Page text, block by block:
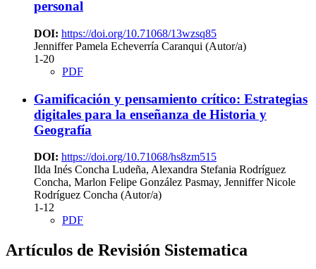
personal
DOI: https://doi.org/10.71068/13wzsq85
Jenniffer Pamela Echeverría Caranqui (Autor/a)
1-20
PDF
Gamificación y pensamiento crítico: Estrategias
digitales para la enseñanza de Historia y
Geografía
DOI: https://doi.org/10.71068/hs8zm515
Ilda Inés Concha Ludeña, Alexandra Stefania Rodríguez
Concha, Marlon Felipe González Pasmay, Jenniffer Nicole
Rodríguez Concha (Autor/a)
1-12
PDF
Artículos de Revisión Sistematica